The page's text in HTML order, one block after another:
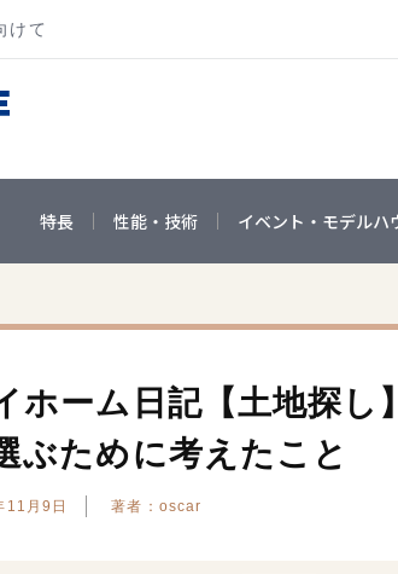
けて
特長 性能・技術 イベント・モデルハ
ホーム日記【土地探し
ぶために考えたこと
11月9日 著者：oscar